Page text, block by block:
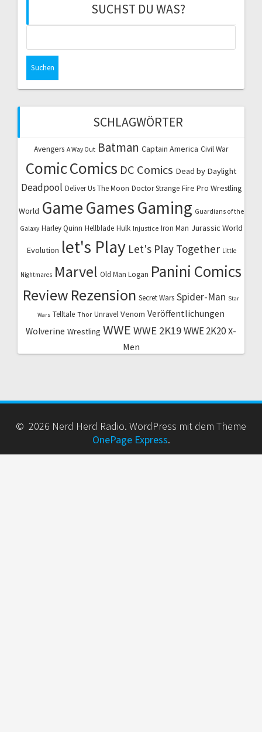
SUCHST DU WAS?
SCHLAGWÖRTER
Avengers A Way Out Batman Captain America Civil War
ComicComics DC Comics Dead by Daylight
Deadpool Deliver Us The Moon Doctor Strange Fire Pro Wrestling
World GameGamesGaming Guardians of the
Galaxy Harley Quinn Hellblade Hulk Injustice Iron Man Jurassic World
Evolution let's Play Let's Play Together Little
Nightmares Marvel Old Man Logan Panini Comics
Review Rezension Secret Wars Spider-Man Star
Wars Telltale Thor Unravel Venom Veröffentlichungen
Wolverine Wrestling WWE WWE 2K19WWE 2K20 X-
Men
© 2026 Nerd Herd Radio. WordPress mit dem Theme
OnePage Express.